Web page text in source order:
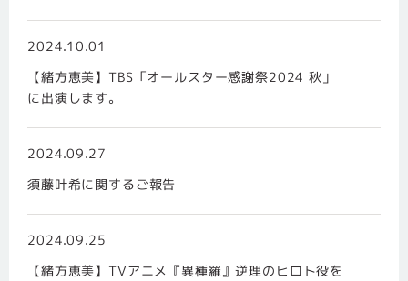
2024.10.01
【緒方恵美】TBS「オールスター感謝祭2024 秋」
に出演します。
2024.09.27
須藤叶希に関するご報告
2024.09.25
【緒方恵美】TVアニメ『異種羅』逆理のヒロト役を